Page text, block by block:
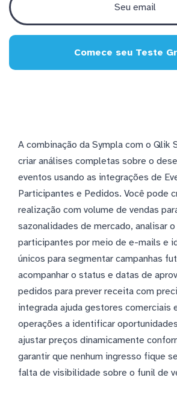
Comece seu Teste
A combinação da Sympla com o Qlik
criar análises completas sobre o
eventos usando as integrações de
Participantes e Pedidos. Você pode
realização com volume de vendas
sazonalidades de mercado, analisar
participantes por meio de e-mails e
únicos para segmentar campanhas
acompanhar o status e datas de
pedidos para prever receita com
integrada ajuda gestores comerciais
operações a identificar
ajustar preços dinamicamente
garantir que nenhum ingresso fique
falta de visibilidade sobre o funil de